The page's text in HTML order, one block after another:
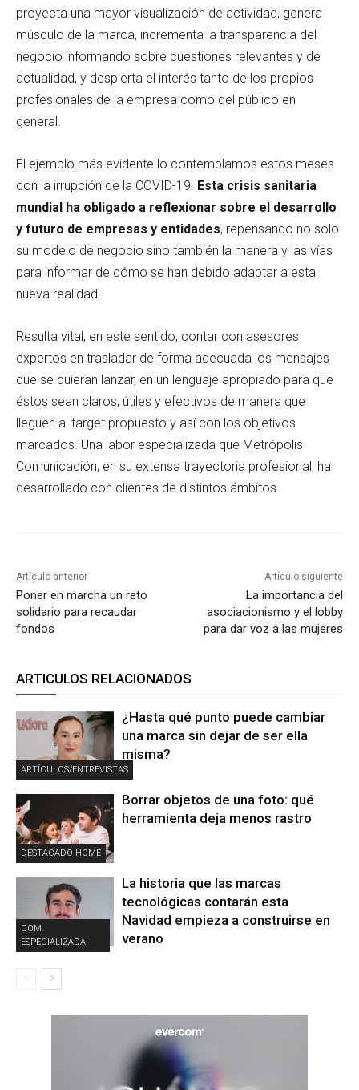
proyecta una mayor visualización de actividad, genera
músculo de la marca, incrementa la transparencia del
negocio informando sobre cuestiones relevantes y de
actualidad, y despierta el interés tanto de los propios
profesionales de la empresa como del público en
general.
El ejemplo más evidente lo contemplamos estos meses
con la irrupción de la COVID-19. Esta crisis sanitaria
mundial ha obligado a reflexionar sobre el desarrollo
y futuro de empresas y entidades, repensando no solo
su modelo de negocio sino también la manera y las vías
para informar de cómo se han debido adaptar a esta
nueva realidad.
Resulta vital, en este sentido, contar con asesores
expertos en trasladar de forma adecuada los mensajes
que se quieran lanzar, en un lenguaje apropiado para que
éstos sean claros, útiles y efectivos de manera que
lleguen al target propuesto y así con los objetivos
marcados. Una labor especializada que Metrópolis
Comunicación, en su extensa trayectoria profesional, ha
desarrollado con clientes de distintos ámbitos.
Artículo anterior
Poner en marcha un reto
solidario para recaudar
fondos
Artículo siguiente
La importancia del
asociacionismo y el lobby
para dar voz a las mujeres
ARTICULOS RELACIONADOS
ARTÍCULOS/ENTREVISTAS
¿Hasta qué punto puede cambiar
una marca sin dejar de ser ella
misma?
DESTACADO HOME
Borrar objetos de una foto: qué
herramienta deja menos rastro
COM.
ESPECIALIZADA
La historia que las marcas
tecnológicas contarán esta
Navidad empieza a construirse en
verano